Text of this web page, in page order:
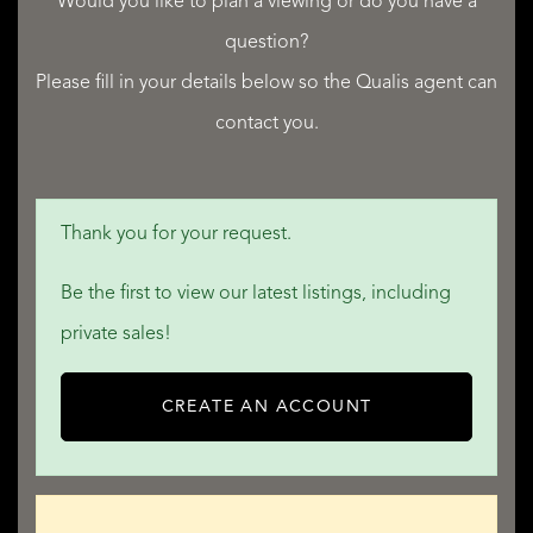
• Outside sun screen
LOCATION
Wetering-Oost 70, 8363 TK Wetering
question?
Please fill in your details below so the Qualis agent can
contact you.
Thank you for your request.
Be the first to view our latest listings, including
private sales!
CREATE AN ACCOUNT